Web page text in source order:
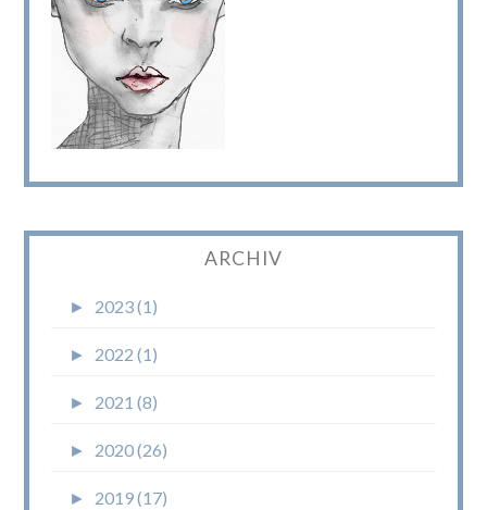
ARCHIV
► 2023 (1)
► 2022 (1)
► 2021 (8)
► 2020 (26)
► 2019 (17)